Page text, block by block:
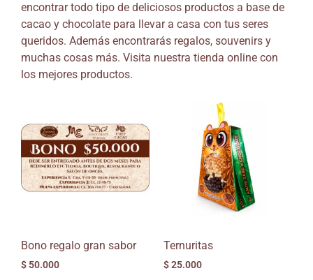
encontrar todo tipo de deliciosos productos a base de
cacao y chocolate para llevar a casa con tus seres
queridos. Además encontrarás regalos, souvenirs y
muchas cosas más. Visita nuestra tienda online con
los mejores productos.
Bono regalo gran sabor
$ 50.000
Ternuritas
$25.000